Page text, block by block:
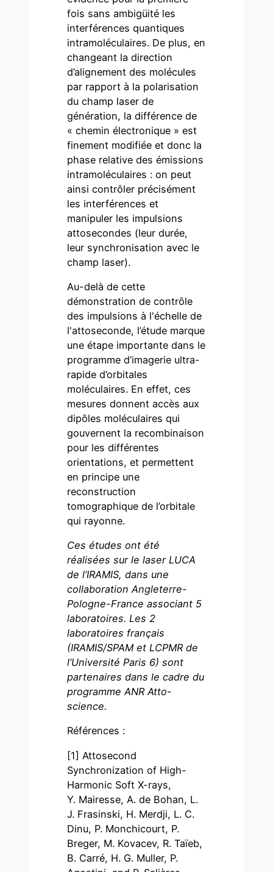
fois sans ambigüité les
interférences quantiques
intramoléculaires. De plus, en
changeant la direction
d’alignement des molécules
par rapport à la polarisation
du champ laser de
génération, la différence de
« chemin électronique » est
finement modifiée et donc la
phase relative des émissions
intramoléculaires : on peut
ainsi contrôler précisément
les interférences et
manipuler les impulsions
attosecondes (leur durée,
leur synchronisation avec le
champ laser).
Au-delà de cette
démonstration de contrôle
des impulsions à l'échelle de
l'attoseconde, l’étude marque
une étape importante dans le
programme d’imagerie ultra-
rapide d’orbitales
moléculaires. En effet, ces
mesures donnent accès aux
dipôles moléculaires qui
gouvernent la recombinaison
pour les différentes
orientations, et permettent
en principe une
reconstruction
tomographique de l’orbitale
qui rayonne.
Ces études ont été
réalisées sur le laser LUCA
de l’IRAMIS, dans une
collaboration Angleterre-
Pologne-France associant 5
laboratoires. Les 2
laboratoires français
(IRAMIS/SPAM et LCPMR de
l’Université Paris 6) sont
partenaires dans le cadre du
programme ANR Atto-
science.
Références :
[1] Attosecond
Synchronization of High-
Harmonic Soft X-rays,
Y. Mairesse, A. de Bohan, L.
J. Frasinski, H. Merdji, L. C.
Dinu, P. Monchicourt, P.
Breger, M. Kovacev, R. Taïeb,
B. Carré, H. G. Muller, P.